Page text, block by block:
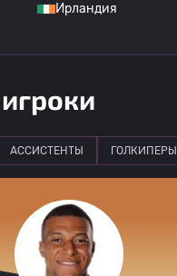
Ирландия
АССИСТЕНТЫ ГОЛКИПЕРЫ